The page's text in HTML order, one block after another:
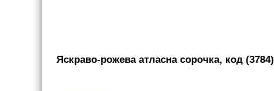
Яскраво-рожева атласна сорочка, код (3784)